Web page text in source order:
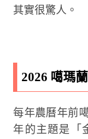
其實很驚人。
2026 噶瑪
每年農曆年前
年的主題是「